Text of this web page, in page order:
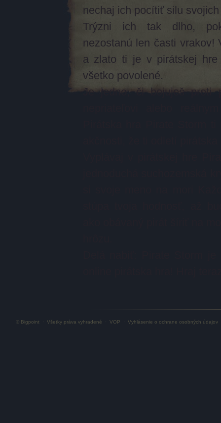
nechaj ich pocítiť silu
Trýzni ich tak dlho,
nezostanú len časti vrakov!
a zlato ti je v pirátskej hre
všetko povolené.
Je jedno, či bojuješ proti
© Bigpoint · Všetky práva vyhradené · VOP · Vyhlásenie o ochrane osobných údajov